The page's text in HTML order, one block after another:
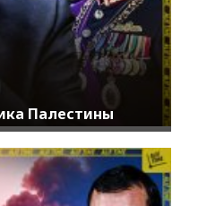
Палестины